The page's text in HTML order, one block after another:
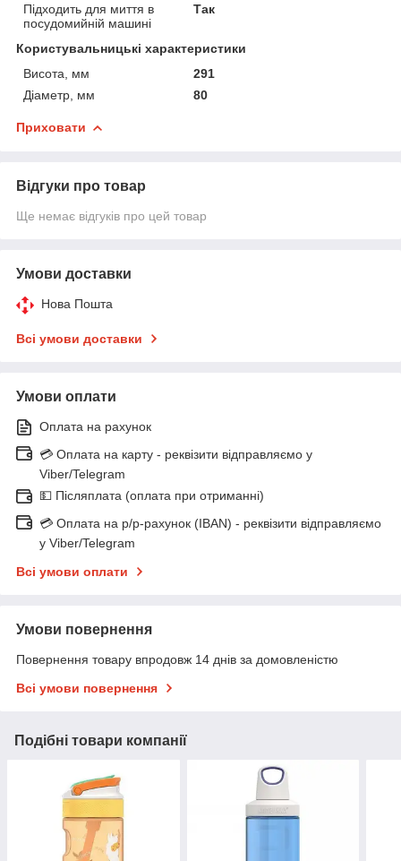
Підходить для миття в
посудомийній машині
Так
Користувальницькі характеристики
Висота, мм
291
Діаметр, мм
80
Приховати
Відгуки про товар
Ще немає відгуків про цей товар
Умови доставки
Нова Пошта
Всі умови доставки
Умови оплати
Оплата на рахунок
💳 Оплата на карту - реквізити відправляємо у
Viber/Telegram
💵 Післяплата (оплата при отриманні)
💳 Оплата на р/р-рахунок (IBAN) - реквізити відправляємо
у Viber/Telegram
Всі умови оплати
Умови повернення
Повернення товару впродовж 14 днів за домовленістю
Всі умови повернення
Подібні товари компанії